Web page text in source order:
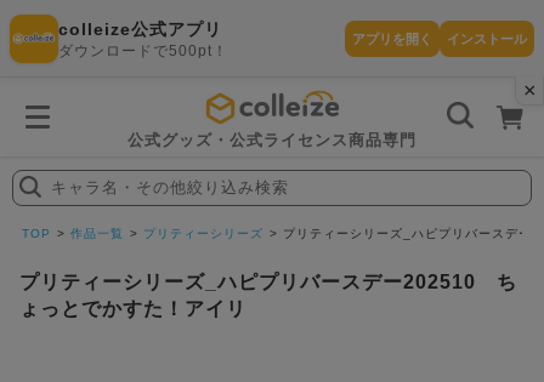
×
colleize公式アプリ
ダウンロードで500pt！
アプリを開く インストール
公式グッズ・公式ライセンス商品専門
探
す
キャラ名・その他絞り込み検索
TOP 作品一覧 プリティーシリーズ プリティーシリーズ_ハピプリバースデ
プリティーシリーズ_ハピプリバースデー202510 ち
ょっとでかすた！アイリ